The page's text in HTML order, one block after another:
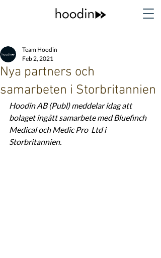
Nya partners och
samarbeten i Storbritannien
Team Hoodin
Feb 2, 2021
Hoodin AB (Publ) meddelar idag att
bolaget ingått samarbete med Bluefinch
Medical och Medic Pro  Ltd i
Storbritannien.